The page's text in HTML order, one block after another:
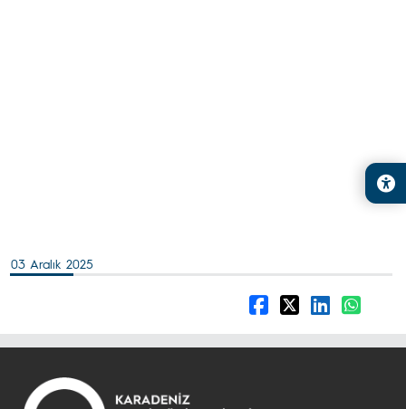
03 Aralık 2025